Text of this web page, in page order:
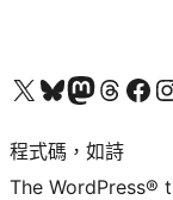
查看我們的 X (之前的 Twitter) 帳號造訪我們的 Bluesky 帳號造訪我們的 Mastodon 帳號造訪我們的 Threads 帳號 造訪我們的 Facebook 粉絲專頁
程式碼，如詩
The WordPress®